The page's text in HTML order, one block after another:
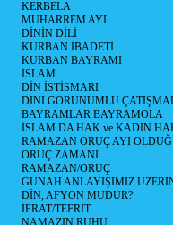
KERBELA
MUHARREM AYI
DİNİN DİLİ
KURBAN İBADETİ
KURBAN BAYRAMI
İSLAM
DİN İSTİSMARI
DİNİ GÖRÜNÜMLÜ
BAYRAMLAR BAYRAMOLA
İSLAM DA HAK ve KADIN
RAMAZAN ORUÇ AYI
ORUÇ ZAMANI
RAMAZAN/ORUÇ
GÜNAH ANLAYIŞIMIZ
DİN, AFYON MUDUR?
İFRAT/TEFRİT
NAMAZIN RUHU